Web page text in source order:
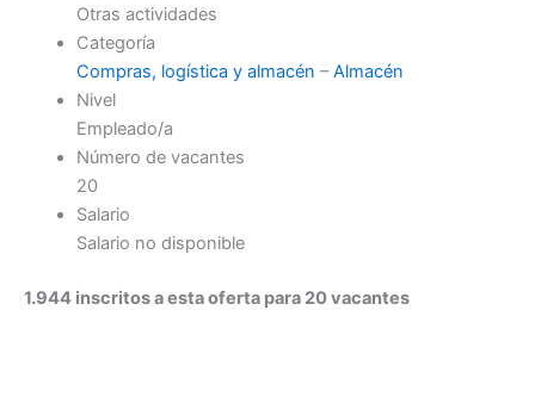
Otras actividades
Categoría
Compras, logística y almacén –Almacén
Nivel
Empleado/a
Número de vacantes
20
Salario
Salario no disponible
1.944 inscritos a esta oferta para 20 vacantes